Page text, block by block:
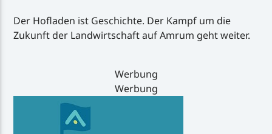
Der Hofladen ist Geschichte. Der Kampf um die
Zukunft der Landwirtschaft auf Amrum geht weiter.
Werbung
Werbung